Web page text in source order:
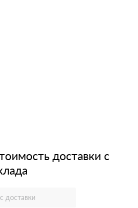
доставки с